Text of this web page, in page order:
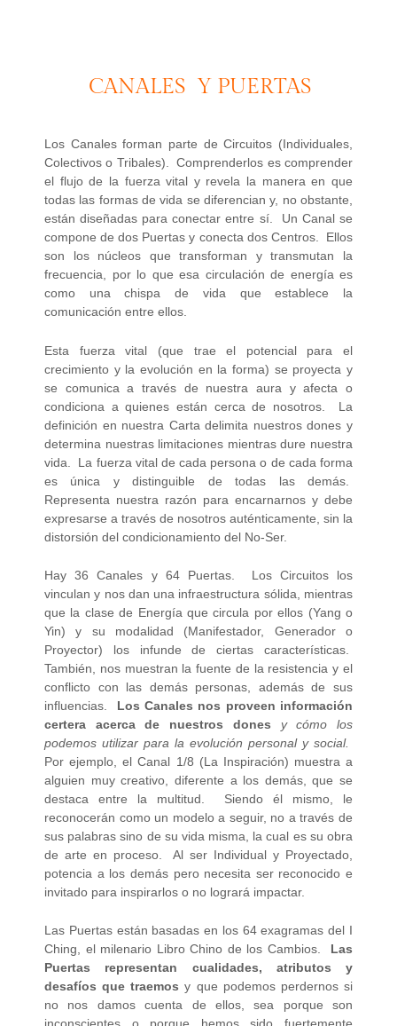
CANALES Y PUERTAS
Los Canales forman parte de Circuitos (Individuales,
Colectivos o Tribales). Comprenderlos es comprender
el flujo de la fuerza vital y revela la manera en que
todas las formas de vida se diferencian y, no obstante,
están diseñadas para conectar entre sí. Un Canal se
compone de dos Puertas y conecta dos Centros. Ellos
son los núcleos que transforman y transmutan la
frecuencia, por lo que esa circulación de energía es
como una chispa de vida que establece la
comunicación entre ellos.
Esta fuerza vital (que trae el potencial para el
crecimiento y la evolución en la forma) se proyecta y
se comunica a través de nuestra aura y afecta o
condiciona a quienes están cerca de nosotros. La
definición en nuestra Carta delimita nuestros dones y
determina nuestras limitaciones mientras dure nuestra
vida. La fuerza vital de cada persona o de cada forma
es única y distinguible de todas las demás.
Representa nuestra razón para encarnarnos y debe
expresarse a través de nosotros auténticamente, sin la
distorsión del condicionamiento del No-Ser.
Hay 36 Canales y 64 Puertas. Los Circuitos los
vinculan y nos dan una infraestructura sólida, mientras
que la clase de Energía que circula por ellos (Yang o
Yin) y su modalidad (Manifestador, Generador o
Proyector) los infunde de ciertas características.
También, nos muestran la fuente de la resistencia y el
conflicto con las demás personas, además de sus
influencias. Los Canales nos proveen información
certera acerca de nuestros dones
y cómo los
podemos utilizar para la evolución personal y social.
Por ejemplo, el Canal 1/8 (La Inspiración) muestra a
alguien muy creativo, diferente a los demás, que se
destaca entre la multitud. Siendo él mismo, le
reconocerán como un modelo a seguir, no a través de
sus palabras sino de su vida misma, la cual es su obra
de arte en proceso. Al ser Individual y Proyectado,
potencia a los demás pero necesita ser reconocido e
invitado para inspirarlos o no logrará impactar.
Las Puertas están basadas en los 64 exagramas del I
Ching, el milenario Libro Chino de los Cambios. Las
Puertas representan cualidades, atributos y
desafíos que traemos y que podemos perdernos si
no nos damos cuenta de ellos, sea porque son